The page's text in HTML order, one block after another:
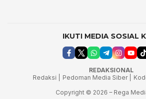
IKUTI MEDIA SOSIAL
REDAKSIONAL
Redaksi |
Pedoman Media Siber |
Copyright © 2026 – Rega